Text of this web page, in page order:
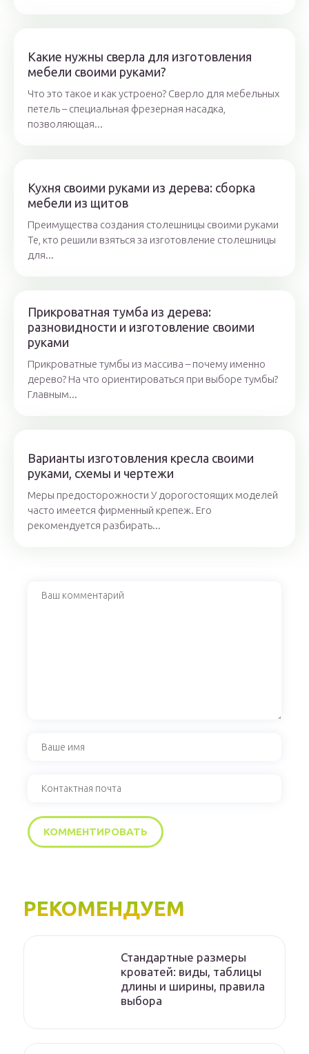
Какие нужны сверла для изготовления
мебели своими руками?
Что это такое и как устроено? Сверло для мебельных
петель – специальная фрезерная насадка,
позволяющая...
Кухня своими руками из дерева: сборка
мебели из щитов
Преимущества создания столешницы своими руками
Те, кто решили взяться за изготовление столешницы
для...
Прикроватная тумба из дерева:
разновидности и изготовление своими
руками
Прикроватные тумбы из массива – почему именно
дерево? На что ориентироваться при выборе тумбы?
Главным...
Варианты изготовления кресла своими
руками, схемы и чертежи
Меры предосторожности У дорогостоящих моделей
часто имеется фирменный крепеж. Его
рекомендуется разбирать...
РЕКОМЕНДУЕМ
Стандартные размеры
кроватей: виды, таблицы
длины и ширины, правила
выбора